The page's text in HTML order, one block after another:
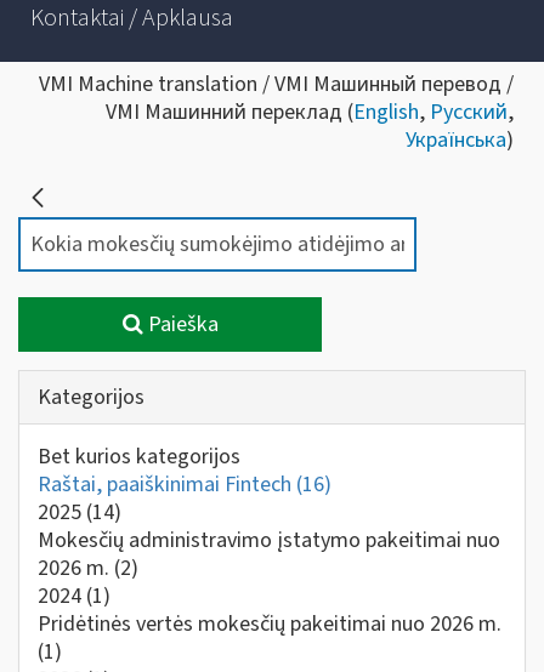
Kontaktai / Apklausa
VMI Machine translation / VMI Машинный перевод /
VMI Машинний переклад (English, Русский,
Українська)
Paieška
Kategorijos
Bet kurios kategorijos
Raštai, paaiškinimai Fintech (16)
2025 (14)
Mokesčių administravimo įstatymo pakeitimai nuo
2026 m. (2)
2024 (1)
Pridėtinės vertės mokesčių pakeitimai nuo 2026 m.
(1)